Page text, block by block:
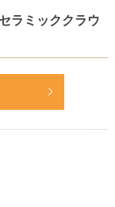
ラミッククラウ